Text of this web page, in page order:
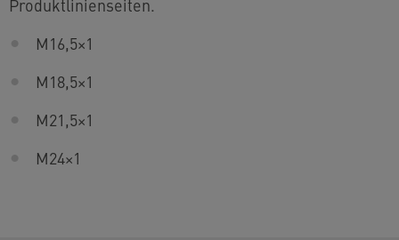
Produktlinienseiten.
M16,5×1
M18,5×1
M21,5×1
M24×1